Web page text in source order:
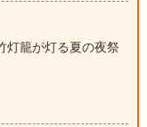
灯籠が灯る夏の夜祭